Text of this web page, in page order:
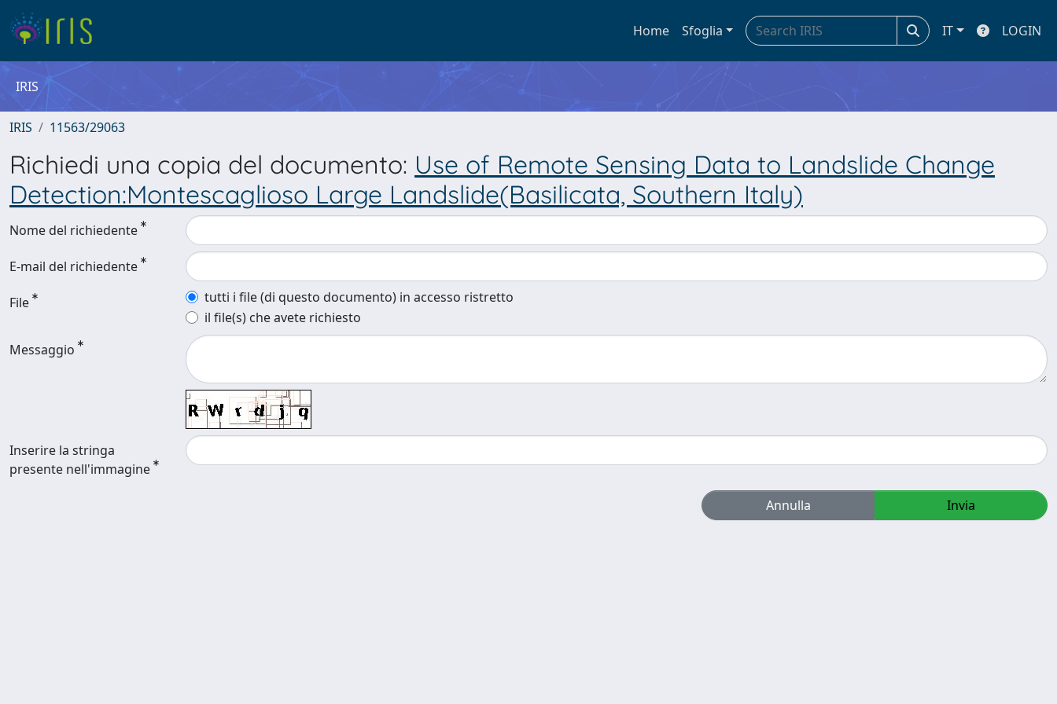
Home Sfoglia IT LOGIN
IRIS
IRIS 11563/29063
Richiedi una copia del documento: Use of Remote Sensing Data to Landslide Change
Detection:Montescaglioso Large Landslide(Basilicata, Southern Italy)
Nome del richiedente
E-mail del richiedente
File
tutti i file (di questo documento) in accesso ristretto
il file(s) che avete richiesto
Messaggio
Inserire la stringa
presente nell'immagine
Annulla Invia